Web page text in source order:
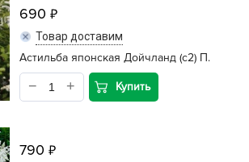
690
Товар доставим
Астильба японская Дойчланд (с2) П.
Купить
790